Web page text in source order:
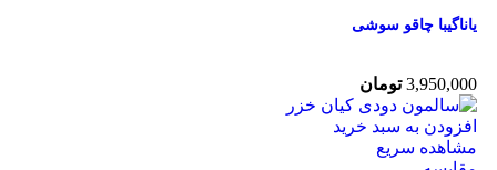
یاناگیبا چاقو سوشی
3,950,000 تومان
افزودن به سبد خرید
مشاهده سریع